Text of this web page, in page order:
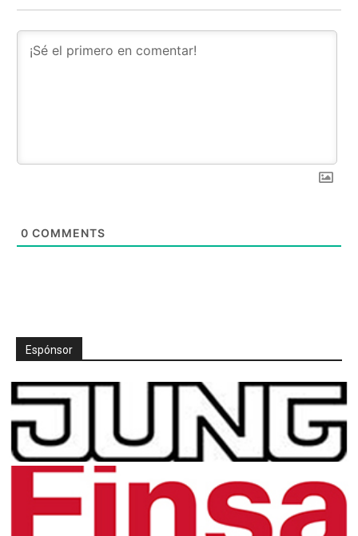
0 COMMENTS
Espónsor